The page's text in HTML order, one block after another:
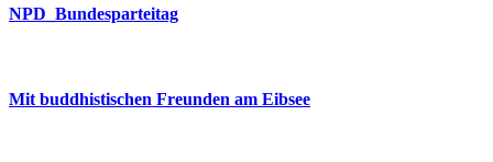
NPD_Bundesparteitag
Mit buddhistischen Freunden am Eibsee